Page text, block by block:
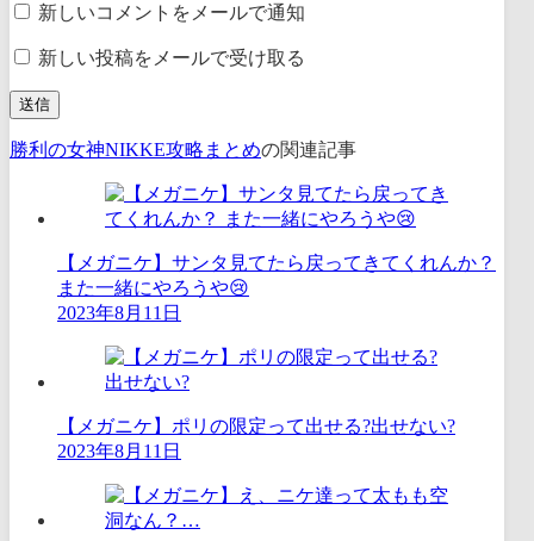
新しいコメントをメールで通知
新しい投稿をメールで受け取る
勝利の女神NIKKE攻略まとめの関連記事
【メガニケ】サンタ見てたら戻ってきてくれんか？
また一緒にやろうや😢
2023年8月11日
【メガニケ】ポリの限定って出せる?出せない?
2023年8月11日